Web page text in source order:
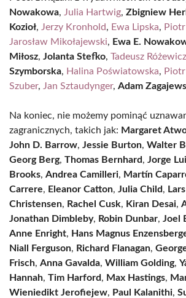
Nowakowa, Julia Hartwig, Zbigniew
Kozioł, Jerzy Kronhold, Ewa Lipska,
Jarosław Mikołajewski, Ewa E.
Miłosz, Jolanta Stefko, Tadeusz Różewicz
Szymborska, Halina Poświatowska,
Szuber, Jan Sztaudynger, Adam
Na koniec, nie możemy pominąć
zagranicznych, takich jak: Margaret
John D. Barrow, Jessie Burton, Walter
Georg Berg, Thomas Bernhard, Jorge
Brooks, Andrea Camilleri, Martín
Carrere, Eleanor Catton, Julia Child,
Christensen, Rachel Cusk, Kiran Desai,
Jonathan Dimbleby, Robin Dunbar, Joel
Anne Enright, Hans Magnus
Niall Ferguson, Richard Flanagan,
Frisch, Anna Gavalda, William Golding,
Hannah, Tim Harford, Max Hastings,
Wieniedikt Jerofiejew, Paul Kalanithi,